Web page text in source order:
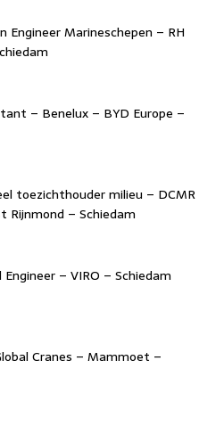
Engineer Marineschepen – RH
– Benelux – BYD Europe –
toezichthouder milieu – DCMR
Rijnmond – Schiedam
– VIRO – Schiedam
Cranes – Mammoet –